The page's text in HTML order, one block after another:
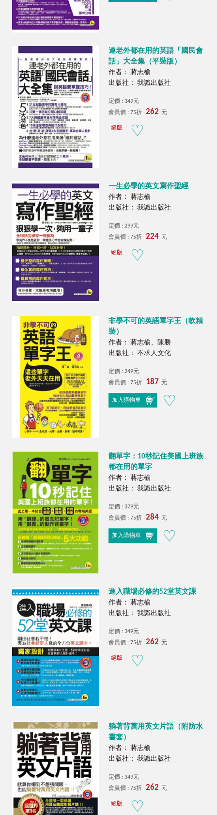
連老外都在用的英語「國民會
話」大全集（平裝版）
作者： 蔣志榆
出版社： 我識出版社
定價 : 349元
會員價 : 75折
262 元
絕版
一生必學的英文寫作聖經
作者： 蔣志榆
出版社： 我識出版社
定價 : 299元
會員價 : 75折
224 元
絕版
非學不可的英語單字王（軟精
裝）
作者： 蔣志榆、陳勝
出版社： 不求人文化
定價 : 249元
會員價 : 75折
187 元
加入購物車
翻單字：10秒記住美國上班族
都在用的單字
作者： 蔣志榆
出版社： 我識出版社
定價 : 379元
會員價 : 75折
284 元
加入購物車
進入職場必修的52堂英文課
作者： 蔣志榆
出版社： 我識出版社
定價 : 349元
會員價 : 75折
262 元
絕版
躺著背萬用英文片語（附防水
書套）
作者： 蔣志榆
出版社： 我識出版社
定價 : 349元
會員價 : 75折
262 元
絕版